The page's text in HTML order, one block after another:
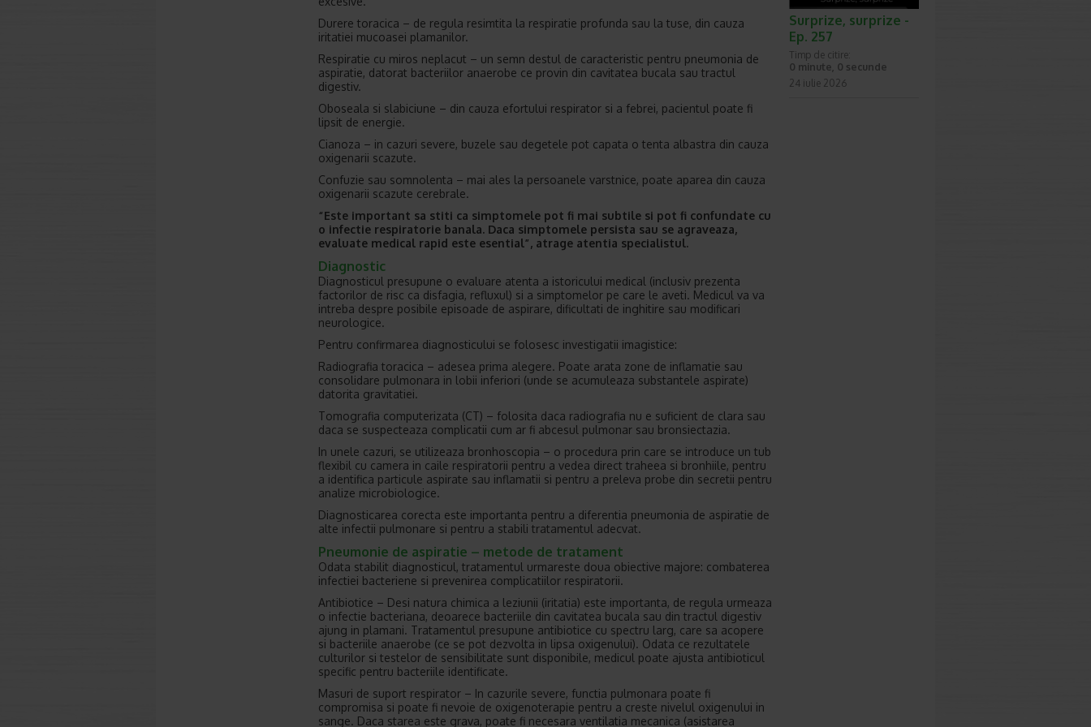
Durere toracica – de regula resimtita la respiratie profunda sau la tuse, din cauza
iritatiei mucoasei plamanilor.
Respiratie cu miros neplacut – un semn destul de caracteristic pentru pneumonia de
aspiratie, datorat bacteriilor anaerobe ce provin din cavitatea bucala sau tractul
digestiv.
Oboseala si slabiciune – din cauza efortului respirator si a febrei, pacientul poate fi
lipsit de energie.
Cianoza – in cazuri severe, buzele sau degetele pot capata o tenta albastra din cauza
oxigenarii scazute.
Confuzie sau somnolenta – mai ales la persoanele varstnice, poate aparea din cauza
oxigenarii scazute cerebrale.
“Este important sa stiti ca simptomele pot fi mai subtile si pot fi confundate cu
o infectie respiratorie banala. Daca simptomele persista sau se agraveaza,
evaluate medical rapid este esential”, atrage atentia specialistul.
Diagnostic
Diagnosticul presupune o evaluare atenta a istoricului medical (inclusiv prezenta
factorilor de risc ca disfagia, refluxul) si a simptomelor pe care le aveti. Medicul va va
intreba despre posibile episoade de aspirare, dificultati de inghitire sau modificari
neurologice.
Pentru confirmarea diagnosticului se folosesc investigatii imagistice:
Radiografia toracica – adesea prima alegere. Poate arata zone de inflamatie sau
consolidare pulmonara in lobii inferiori (unde se acumuleaza substantele aspirate)
datorita gravitatiei.
Tomografia computerizata (CT) – folosita daca radiografia nu e suficient de clara sau
daca se suspecteaza complicatii cum ar fi abcesul pulmonar sau bronsiectazia.
In unele cazuri, se utilizeaza bronhoscopia – o procedura prin care se introduce un tub
flexibil cu camera in caile respiratorii pentru a vedea direct traheea si bronhiile, pentru
a identifica particule aspirate sau inflamatii si pentru a preleva probe din secretii pentru
analize microbiologice.
Diagnosticarea corecta este importanta pentru a diferentia pneumonia de aspiratie de
alte infectii pulmonare si pentru a stabili tratamentul adecvat.
Pneumonie de aspiratie – metode de tratament
Odata stabilit diagnosticul, tratamentul urmareste doua obiective majore: combaterea
infectiei bacteriene si prevenirea complicatiilor respiratorii.
Antibiotice – Desi natura chimica a leziunii (iritatia) este importanta, de regula urmeaza
o infectie bacteriana, deoarece bacteriile din cavitatea bucala sau din tractul digestiv
ajung in plamani. Tratamentul presupune antibiotice cu spectru larg, care sa acopere
si bacteriile anaerobe (ce se pot dezvolta in lipsa oxigenului). Odata ce rezultatele
culturilor si testelor de sensibilitate sunt disponibile, medicul poate ajusta antibioticul
specific pentru bacteriile identificate.
Masuri de suport respirator – In cazurile severe, functia pulmonara poate fi
compromisa si poate fi nevoie de oxigenoterapie pentru a creste nivelul oxigenului in
sange. Daca starea este grava, poate fi necesara ventilatia mecanica (asistarea
Surprize, surprize -
Ep. 257
Timp de citire:
0 minute, 0 secunde
24 iulie 2026